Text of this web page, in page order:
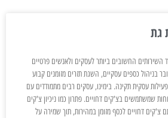
גת
השירותים החשובים ביותר לעסקים ולאנשים פרטיים
בניהול כספים עסקיים, השגת תזרים מזומנים קבוע
עסקית תקינה. בימינו, עסקים רבים מתמודדים עם
שמשתמשים בצ'קים דחויים. פתרון כמו ניכיון צ'קים
דחויים לכסף מזומן במהירות, תוך שמירה על